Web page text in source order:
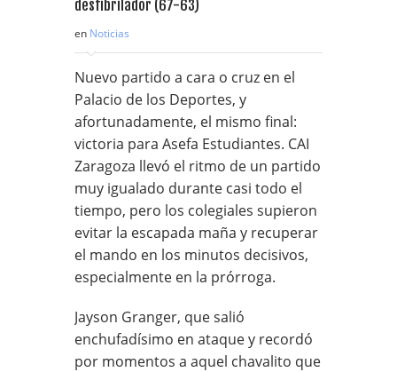
en Noticias
Nuevo partido a cara o cruz en el
Palacio de los Deportes, y
afortunadamente, el mismo final:
victoria para Asefa Estudiantes. CAI
Zaragoza llevó el ritmo de un partido
muy igualado durante casi todo el
tiempo, pero los colegiales supieron
evitar la escapada maña y recuperar
el mando en los minutos decisivos,
especialmente en la prórroga.
Jayson Granger, que salió
enchufadísimo en ataque y recordó
por momentos a aquel chavalito que